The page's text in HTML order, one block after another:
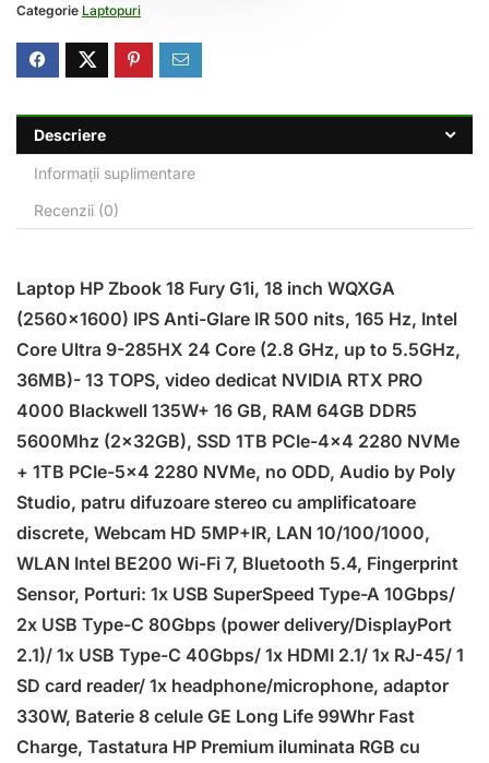
Categorie Laptopuri
Descriere
Informații suplimentare
Recenzii (0)
Laptop HP Zbook 18 Fury G1i, 18 inch WQXGA
(2560×1600) IPS Anti-Glare IR 500 nits, 165 Hz, Intel
Core Ultra 9-285HX 24 Core (2.8 GHz, up to 5.5GHz,
36MB)- 13 TOPS, video dedicat NVIDIA RTX PRO
4000 Blackwell 135W+ 16 GB, RAM 64GB DDR5
5600Mhz (2x32GB), SSD 1TB PCIe-4×4 2280 NVMe
+ 1TB PCIe-5×4 2280 NVMe, no ODD, Audio by Poly
Studio, patru difuzoare stereo cu amplificatoare
discrete, Webcam HD 5MP+IR, LAN 10/100/1000,
WLAN Intel BE200 Wi-Fi 7, Bluetooth 5.4, Fingerprint
Sensor, Porturi: 1x USB SuperSpeed Type-A 10Gbps/
2x USB Type-C 80Gbps (power delivery/DisplayPort
2.1)/ 1x USB Type-C 40Gbps/ 1x HDMI 2.1/ 1x RJ-45/ 1
SD card reader/ 1x headphone/microphone, adaptor
330W, Baterie 8 celule GE Long Life 99Whr Fast
Charge, Tastatura HP Premium iluminata RGB cu